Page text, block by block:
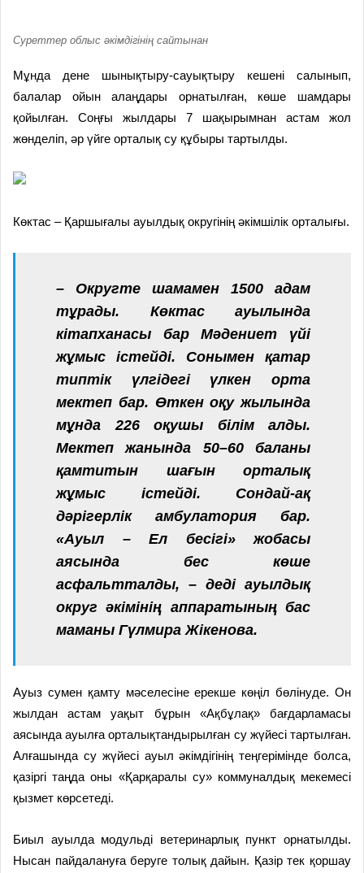
Суреттер облыс әкімдігінің сайтынан
Мұнда дене шынықтыру-сауықтыру кешені салынып,
балалар ойын алаңдары орнатылған, көше шамдары
қойылған. Соңғы жылдары 7 шақырымнан астам жол
жөнделіп, әр үйге орталық су құбыры тартылды.
Көктас – Қаршығалы ауылдық округінің әкімшілік орталығы.
– Округте шамамен 1500 адам
тұрады. Көктас ауылында
кітапханасы бар Мәдениет үйі
жұмыс істейді. Сонымен қатар
типтік үлгідегі үлкен орта
мектеп бар. Өткен оқу жылында
мұнда 226 оқушы білім алды.
Мектеп жанында 50–60 баланы
қамтитын шағын орталық
жұмыс істейді. Сондай-ақ
дәрігерлік амбулатория бар.
«Ауыл – Ел бесігі» жобасы
аясында бес көше
асфальтталды, – деді ауылдық
округ әкімінің аппаратының бас
маманы Гүлмира Жікенова.
Ауыз сумен қамту мәселесіне ерекше көңіл бөлінуде. Он
жылдан астам уақыт бұрын «Ақбұлақ» бағдарламасы
аясында ауылға орталықтандырылған су жүйесі тартылған.
Алғашында су жүйесі ауыл әкімдігінің теңгерімінде болса,
қазіргі таңда оны «Қарқаралы су» коммуналдық мекемесі
қызмет көрсетеді.
Биыл ауылда модульді ветеринарлық пункт орнатылды.
Нысан пайдалануға беруге толық дайын. Қазір тек қоршау